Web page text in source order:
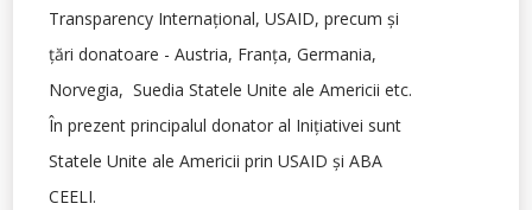
Transparency Internaţional, USAID, precum şi
ţări donatoare - Austria, Franţa, Germania,
Norvegia, Suedia Statele Unite ale Americii etc.
În prezent principalul donator al Iniţiativei sunt
Statele Unite ale Americii prin USAID şi ABA
CEELI.